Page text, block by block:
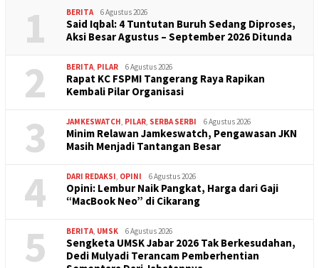
1 BERITA 6 Agustus 2026
Said Iqbal: 4 Tuntutan Buruh Sedang Diproses,
Aksi Besar Agustus – September 2026 Ditunda
2 BERITA, PILAR 6 Agustus 2026
Rapat KC FSPMI Tangerang Raya Rapikan
Kembali Pilar Organisasi
3 JAMKESWATCH, PILAR, SERBA SERBI 6 Agustus 2026
Minim Relawan Jamkeswatch, Pengawasan JKN
Masih Menjadi Tantangan Besar
4 DARI REDAKSI, OPINI 6 Agustus 2026
Opini: Lembur Naik Pangkat, Harga dari Gaji
“MacBook Neo” di Cikarang
5 BERITA, UMSK 6 Agustus 2026
Sengketa UMSK Jabar 2026 Tak Berkesudahan,
Dedi Mulyadi Terancam Pemberhentian